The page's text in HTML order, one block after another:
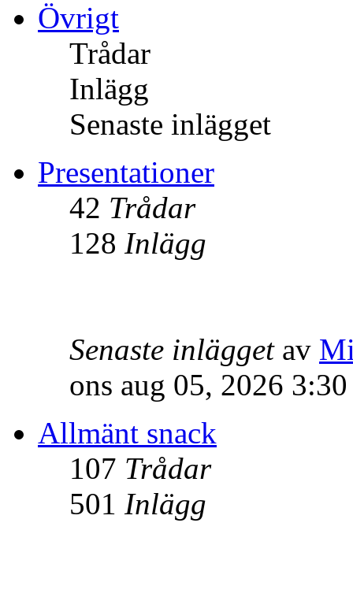
Övrigt
Trådar
Inlägg
Senaste inlägget
Presentationer
42 Trådar
128 Inlägg
Senaste inläggetav
ons aug 05, 2026
Allmänt snack
107 Trådar
501 Inlägg